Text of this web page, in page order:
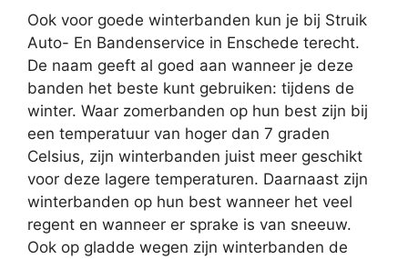
Ook voor goede winterbanden kun je bij Struik
Auto- En Bandenservice in Enschede terecht.
De naam geeft al goed aan wanneer je deze
banden het beste kunt gebruiken: tijdens de
winter. Waar zomerbanden op hun best zijn bij
een temperatuur van hoger dan 7 graden
Celsius, zijn winterbanden juist meer geschikt
voor deze lagere temperaturen. Daarnaast zijn
winterbanden op hun best wanneer het veel
regent en wanneer er sprake is van sneeuw.
Ook op gladde wegen zijn winterbanden de